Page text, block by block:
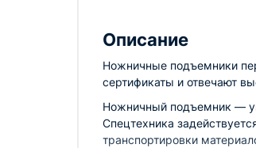
Описание
Ножничные подъемники
сертификаты и отвечают
Ножничный подъемник —
Спецтехника
транспортировки